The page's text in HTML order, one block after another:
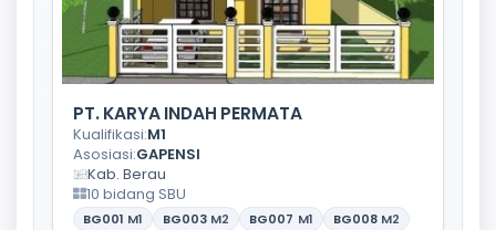
PT. KARYA INDAH PERMATA
Kualifikasi:M1
Asosiasi:GAPENSI
Kab. Berau
10 bidang SBU
BG001 M1 BG003 M2 BG007 M1 BG008 M2